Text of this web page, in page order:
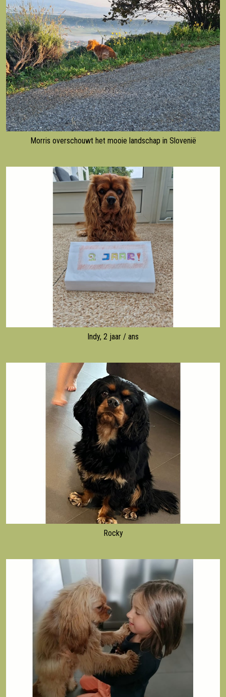
Morris overschouwt het mooie landschap in Slovenië
Indy, 2 jaar / ans
Rocky